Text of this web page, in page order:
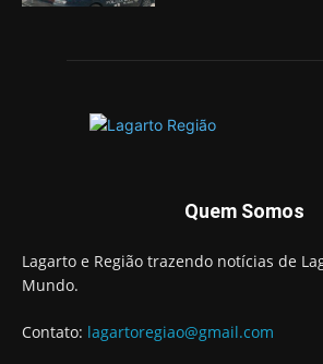
Quem Somos
Lagarto e Região trazendo notícias de
Mundo.
Contato: lagartoregiao@gmail.com